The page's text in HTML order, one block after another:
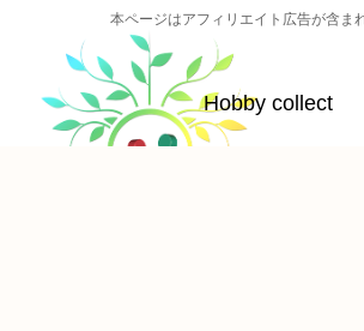
本ページはアフィリエイト広告が含ま
Hobby collect